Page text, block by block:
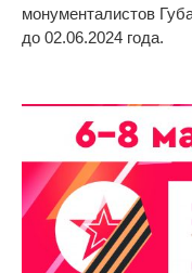
монументалистов
до 02.06.2024 года.